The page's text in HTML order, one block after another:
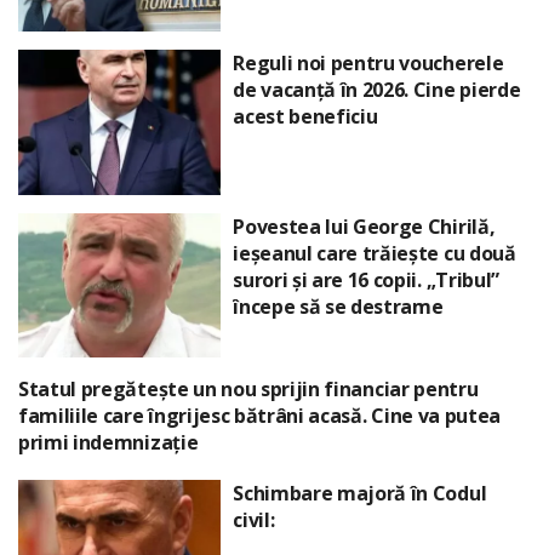
Reguli noi pentru voucherele
de vacanță în 2026. Cine pierde
acest beneficiu
Povestea lui George Chirilă,
ieșeanul care trăiește cu două
surori și are 16 copii. „Tribul”
începe să se destrame
Statul pregătește un nou sprijin financiar pentru
familiile care îngrijesc bătrâni acasă. Cine va putea
primi indemnizație
Schimbare majoră în Codul
civil: